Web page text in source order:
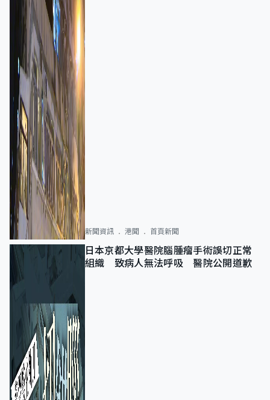
新聞資訊 港聞 首頁新聞
日本京都大學醫院腦腫瘤手術誤切正常
組織 致病人無法呼吸 醫院公開道歉